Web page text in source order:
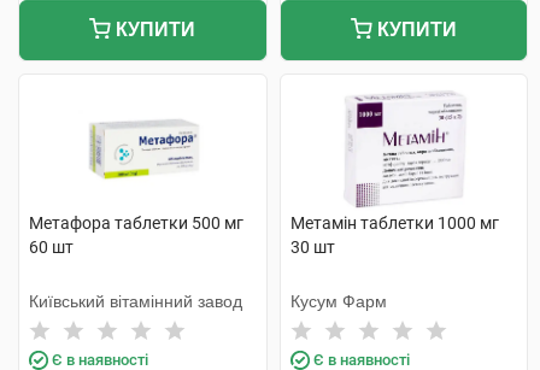
КУПИТИ КУПИТИ
Метафора таблетки 500 мг
60 шт
Київський вітамінний завод
Є в наявності
Метамін таблетки 1000 мг
30 шт
Кусум Фарм
Є в наявності